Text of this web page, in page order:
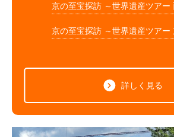
京の至宝探訪 ～世界遺産ツアー
京の至宝探訪 ～世界遺産ツアー
詳しく見る